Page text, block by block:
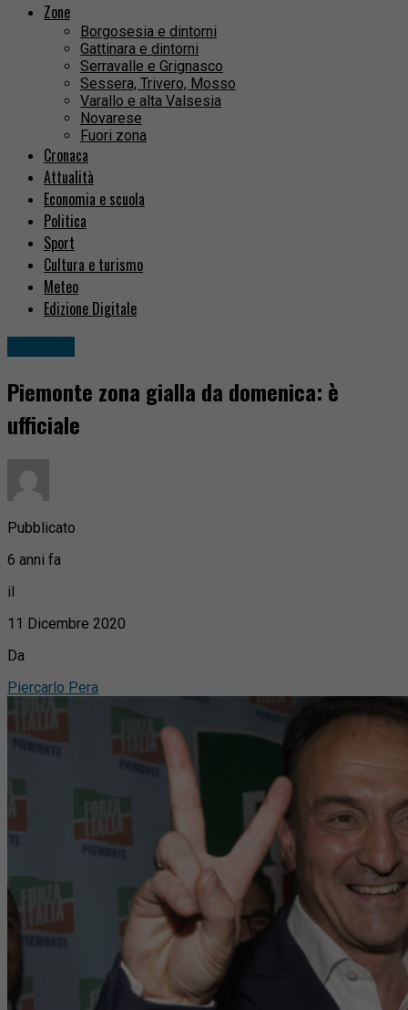
Zone
Borgosesia e dintorni
Gattinara e dintorni
Serravalle e Grignasco
Sessera, Trivero, Mosso
Varallo e alta Valsesia
Novarese
Fuori zona
Cronaca
Attualità
Economia e scuola
Politica
Sport
Cultura e turismo
Meteo
Edizione Digitale
Piemonte zona gialla da domenica: è
ufficiale
Pubblicato
6 anni fa
il
11 Dicembre 2020
Da
Piercarlo Pera